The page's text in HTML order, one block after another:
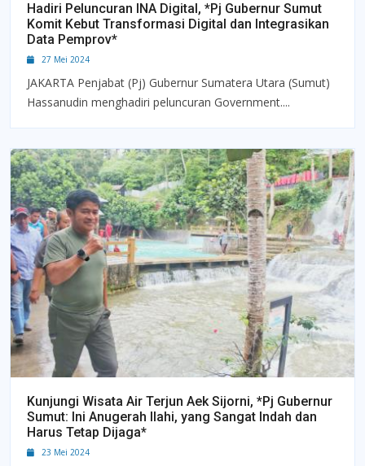
Hadiri Peluncuran INA Digital, *Pj Gubernur Sumut
Komit Kebut Transformasi Digital dan Integrasikan
Data Pemprov*
27 Mei 2024
JAKARTA Penjabat (Pj) Gubernur Sumatera Utara (Sumut)
Hassanudin menghadiri peluncuran Government....
Kunjungi Wisata Air Terjun Aek Sijorni, *Pj Gubernur
Sumut: Ini Anugerah Ilahi, yang Sangat Indah dan
Harus Tetap Dijaga*
23 Mei 2024